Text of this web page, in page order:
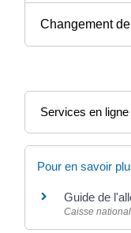
Changement
Services en
Pour en savoir
Guide de
Caisse